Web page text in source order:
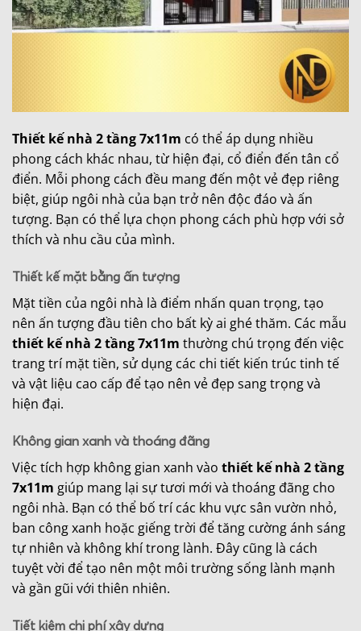
Thiết kế nhà 2 tầng 7x11m có thể áp dụng nhiều
phong cách khác nhau, từ hiện đại, cổ điển đến tân cổ
điển. Mỗi phong cách đều mang đến một vẻ đẹp riêng
biệt, giúp ngôi nhà của bạn trở nên độc đáo và ấn
tượng. Bạn có thể lựa chọn phong cách phù hợp với sở
thích và nhu cầu của mình.
Thiết kế mặt bằng ấn tượng
Mặt tiền của ngôi nhà là điểm nhấn quan trọng, tạo
nên ấn tượng đầu tiên cho bất kỳ ai ghé thăm. Các mẫu
thiết kế nhà 2 tầng 7x11m thường chú trọng đến việc
trang trí mặt tiền, sử dụng các chi tiết kiến trúc tinh tế
và vật liệu cao cấp để tạo nên vẻ đẹp sang trọng và
hiện đại.
Không gian xanh và thoáng đãng
Việc tích hợp không gian xanh vào thiết kế nhà 2 tầng
7x11m giúp mang lại sự tươi mới và thoáng đãng cho
ngôi nhà. Bạn có thể bố trí các khu vực sân vườn nhỏ,
ban công xanh hoặc giếng trời để tăng cường ánh sáng
tự nhiên và không khí trong lành. Đây cũng là cách
tuyệt vời để tạo nên một môi trường sống lành mạnh
và gần gũi với thiên nhiên.
Tiết kiệm chi phí xây dựng